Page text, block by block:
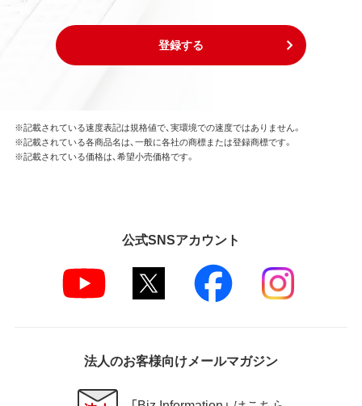
登録する
※記載されている速度表記は規格値で、実環境での速度ではありません。
※記載されている各商品名は、一般に各社の商標または登録商標です。
※記載されている価格は、希望小売価格です。
公式SNSアカウント
法人のお客様向けメールマガジン